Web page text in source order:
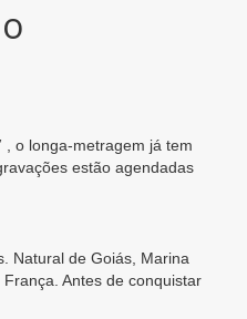
, o longa-metragem já tem
estão agendadas
Natural de Goiás, Marina
Antes de conquistar